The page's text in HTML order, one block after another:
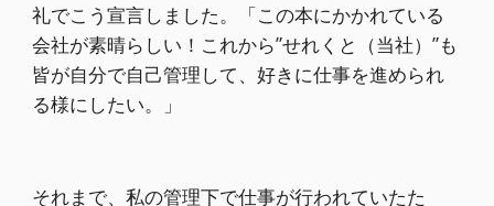
礼でこう宣言しました。「この本にかかれている
会社が素晴らしい！これから”せれくと（当社）”も
皆が自分で自己管理して、好きに仕事を進められ
る様にしたい。」
それまで、私の管理下で仕事が行われていたた